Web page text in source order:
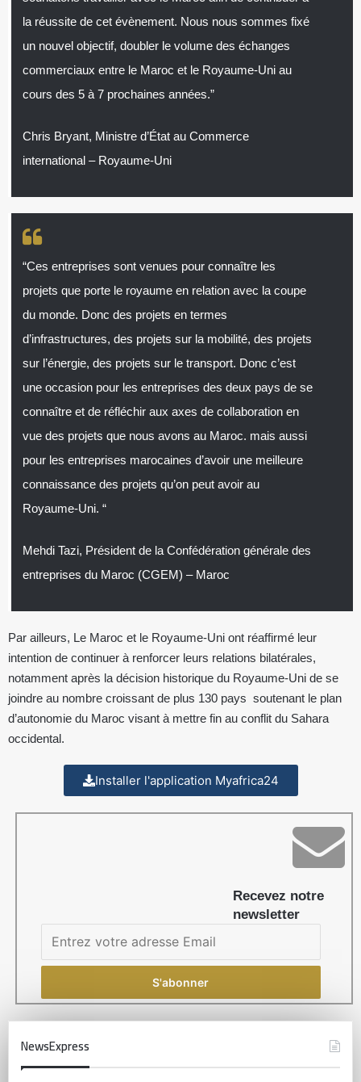
la réussite de cet évènement. Nous nous sommes fixé
un nouvel objectif, doubler le volume des échanges
commerciaux entre le Maroc et le Royaume-Uni au
cours des 5 à 7 prochaines années.”
Chris Bryant, Ministre d’État au Commerce
international – Royaume-Uni
“Ces entreprises sont venues pour connaître les
projets que porte le royaume en relation avec la coupe
du monde. Donc des projets en termes
d’infrastructures, des projets sur la mobilité, des projets
sur l’énergie, des projets sur le transport. Donc c’est
une occasion pour les entreprises des deux pays de se
connaître et de réfléchir aux axes de collaboration en
vue des projets que nous avons au Maroc. mais aussi
pour les entreprises marocaines d’avoir une meilleure
connaissance des projets qu’on peut avoir au
Royaume-Uni. “
Mehdi Tazi, Président de la Confédération générale des
entreprises du Maroc (CGEM) – Maroc
Par ailleurs, Le Maroc et le Royaume-Uni ont réaffirmé leur
intention de continuer à renforcer leurs relations bilatérales,
notamment après la décision historique du Royaume-Uni de se
joindre au nombre croissant de plus 130 pays soutenant le plan
d’autonomie du Maroc visant à mettre fin au conflit du Sahara
occidental.
Installer l'application Myafrica24
Recevez notre
newsletter
NewsExpress